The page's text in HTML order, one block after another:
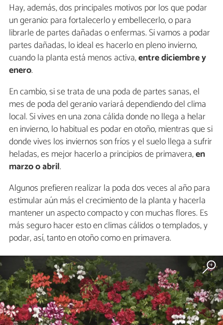
Hay, además, dos principales motivos por los que podar
un geranio: para fortalecerlo y embellecerlo, o para
librarle de partes dañadas o enfermas. Si vamos a podar
partes dañadas, lo ideal es hacerlo en pleno invierno,
cuando la planta está menos activa,entre diciembre y
enero.
En cambio, si se trata de una poda de partes sanas, el
mes de poda del geranio variará dependiendo del clima
local. Si vives en una zona cálida donde no llega a helar
en invierno, lo habitual es podar en otoño, mientras que si
donde vives los inviernos son fríos y el suelo llega a sufrir
heladas, es mejor hacerlo a principios de primavera,en
marzo o abril.
Algunos prefieren realizar la poda dos veces al año para
estimular aún más el crecimiento de la planta y hacerla
mantener un aspecto compacto y con muchas flores. Es
más seguro hacer esto en climas cálidos o templados, y
podar, así, tanto en otoño como en primavera.